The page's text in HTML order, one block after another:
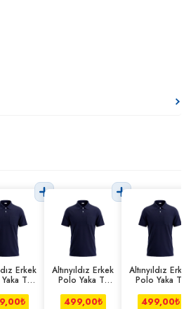
Erkek
T-
₺
Altınyıldız Erkek
Polo Yaka T-
499,00₺
Altınyıldız Erkek
Polo Yaka T-
499,00₺